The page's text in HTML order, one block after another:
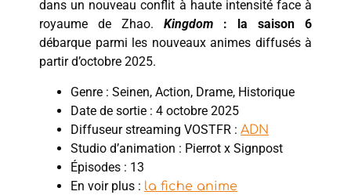
dans un nouveau conflit à haute intensité face à
royaume de Zhao. Kingdom : la saison 6
débarque parmi les nouveaux animes diffusés à
partir d’octobre 2025.
Genre : Seinen, Action, Drame, Historique
Date de sortie : 4 octobre 2025
Diffuseur streaming VOSTFR : ADN
Studio d’animation : Pierrot x Signpost
Épisodes : 13
En voir plus : la fiche anime